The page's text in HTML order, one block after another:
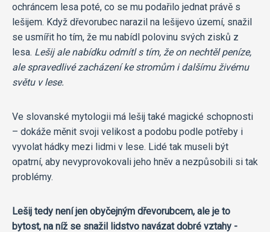
ochráncem lesa poté, co se mu podařilo jednat právě s
lešijem. Když dřevorubec narazil na lešijevo území, snažil
se usmířit ho tím, že mu nabídl polovinu svých zisků z
lesa. Lešij ale nabídku odmítl s tím, že on nechtěl peníze,
ale spravedlivé zacházení ke stromům i dalšímu živému
světu v lese.
Ve slovanské mytologii má lešij také magické schopnosti
– dokáže měnit svoji velikost a podobu podle potřeby i
vyvolat hádky mezi lidmi v lese. Lidé tak museli být
opatrní, aby nevyprovokovali jeho hněv a nezpůsobili si tak
problémy.
Lešij tedy není jen obyčejným dřevorubcem, ale je to
bytost, na níž se snažil lidstvo navázat dobré vztahy -